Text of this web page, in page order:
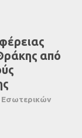
από
Εσωτερικών